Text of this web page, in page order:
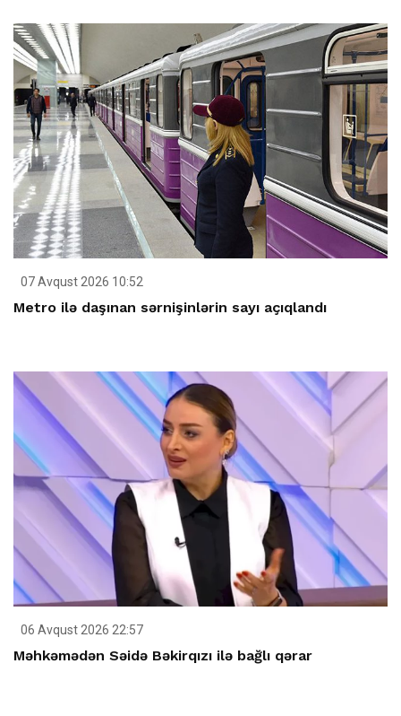
07 Avqust 2026 10:52
Metro ilə daşınan sərnişinlərin sayı açıqlandı
06 Avqust 2026 22:57
Məhkəmədən Səidə Bəkirqızı ilə bağlı qərar